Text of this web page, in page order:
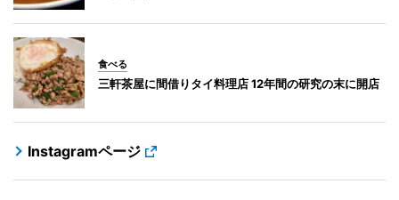
食べる
三軒茶屋に間借りタイ料理店 12年間の研究の末に開店
Instagramページ